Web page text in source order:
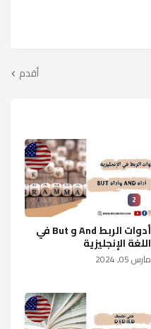
أقدم
2
أدوات الربط And و But في
اللغة الإنجليزية
مارس 05, 2024